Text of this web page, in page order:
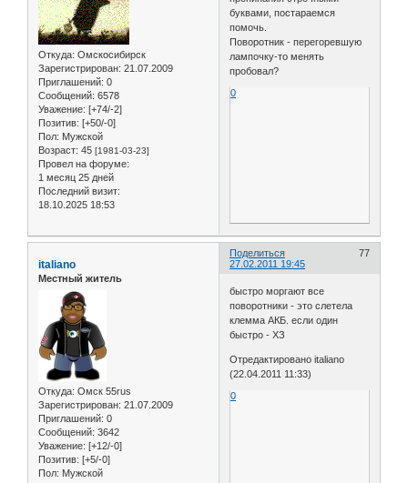
Откуда: Омскосибирск
Зарегистрирован: 21.07.2009
Приглашений: 0
Сообщений: 6578
Уважение: [+74/-2]
Позитив: [+50/-0]
Пол: Мужской
Возраст: 45 [1981-03-23]
Провел на форуме:
1 месяц 25 дней
Последний визит:
18.10.2025 18:53
буквами, постараемся
помочь.
Поворотник - перегоревшую
лампочку-то менять
пробовал?
0
Поделиться
77
27.02.2011 19:45
italiano
Местный житель
Откуда: Омск 55rus
Зарегистрирован: 21.07.2009
Приглашений: 0
Сообщений: 3642
Уважение: [+12/-0]
Позитив: [+5/-0]
Пол: Мужской
быстро моргают все
поворотники - это слетела
клемма АКБ. если один
быстро - ХЗ
Отредактировано italiano
(22.04.2011 11:33)
0